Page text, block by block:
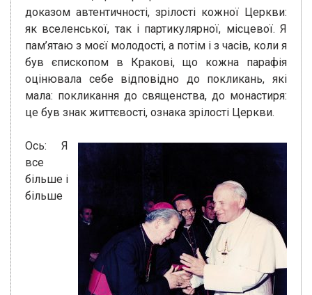
доказом автентичності, зрілості кожної Церкви:
як вселенської, так і партикулярної, місцевої. Я
пам’ятаю з моєї молодості, а потім і з часів, коли я
був єпископом в Кракові, що кожна парафія
оцінювала себе відповідно до покликань, які
мала: покликання до священства, до монастиря:
це був знак життєвості, ознака зрілості Церкви.
Ось: Я
все
більше і
більше